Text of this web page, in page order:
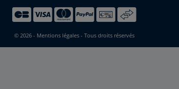
© 2026 - Mentions légales - Tous droits réservés